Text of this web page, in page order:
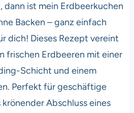
dann ist mein Erdbeerkuchen
Backen – ganz einfach
dich! Dieses Rezept vereint
frischen Erdbeeren mit einer
Schicht und einem
Perfekt für geschäftige
Abschluss eines